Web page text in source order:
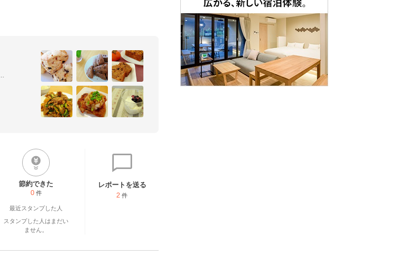
節約できた
0 件
最近スタンプした人
スタンプした人はまだい
ません。
レポートを送る
2 件